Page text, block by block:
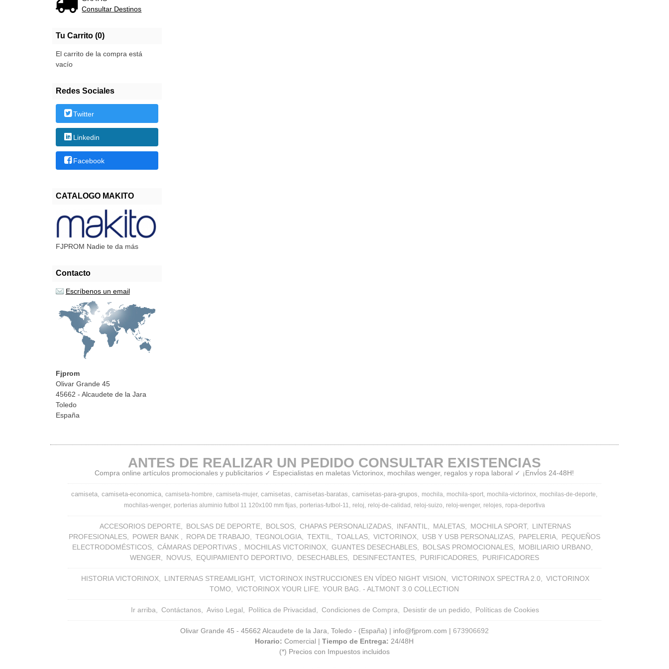
Consultar Destinos
Tu Carrito (0)
El carrito de la compra está
vacío
Redes Sociales
Twitter
Linkedin
Facebook
CATALOGO MAKITO
FJPROM Nadie te da más
Contacto
Escríbenos un email
Fjprom
Olivar Grande 45
45662 - Alcaudete de la Jara
Toledo
España
ANTES DE REALIZAR UN PEDIDO CONSULTAR EXISTENCIAS
Compra online artículos promocionales y publicitarios ✓ Especialistas en maletas Victorinox, mochilas wenger, regalos y ropa laboral ✓ ¡EnvÍos 24-48H!
camiseta camiseta-economica camiseta-hombre camiseta-mujer camisetas camisetas-baratas camisetas-para-grupos mochila mochila-sport mochila-victorinox mochilas-de-deporte
mochilas-wenger porterias aluminio futbol 11 120x100 mm fijas porterias-futbol-11 reloj reloj-de-calidad reloj-suizo reloj-wenger relojes ropa-deportiva
ACCESORIOS DEPORTE BOLSAS DE DEPORTE BOLSOS CHAPAS PERSONALIZADAS INFANTIL MALETAS MOCHILA SPORT
LINTERNAS
PROFESIONALES
POWER BANK ROPA DE TRABAJO TEGNOLOGIA TEXTIL TOALLAS VICTORINOX USB Y USB PERSONALIZAS PAPELERIA
PEQUEÑOS
ELECTRODOMÉSTICOS
CÁMARAS DEPORTIVAS MOCHILAS VICTORINOX GUANTES DESECHABLES BOLSAS PROMOCIONALES
MOBILIARIO URBANO
WENGER
NOVUS EQUIPAMIENTO DEPORTIVO DESECHABLES DESINFECTANTES PURIFICADORES PURIFICADORES
HISTORIA VICTORINOX LINTERNAS STREAMLIGHT VICTORINOX INSTRUCCIONES EN VÍDEO NIGHT VISION VICTORINOX SPECTRA 2.0
VICTORINOX
TOMO
VICTORINOX YOUR LIFE. YOUR BAG. - ALTMONT 3.0 COLLECTION
Ir arriba Contáctanos Aviso Legal Política de Privacidad Condiciones de Compra Desistir de un pedido Políticas de Cookies
Olivar Grande 45 - 45662 Alcaudete de la Jara, Toledo - (España) | info@fjprom.com | 673906692
Horario:Comercial |Tiempo de Entrega: 24/48H
(*) Precios con Impuestos incluidos